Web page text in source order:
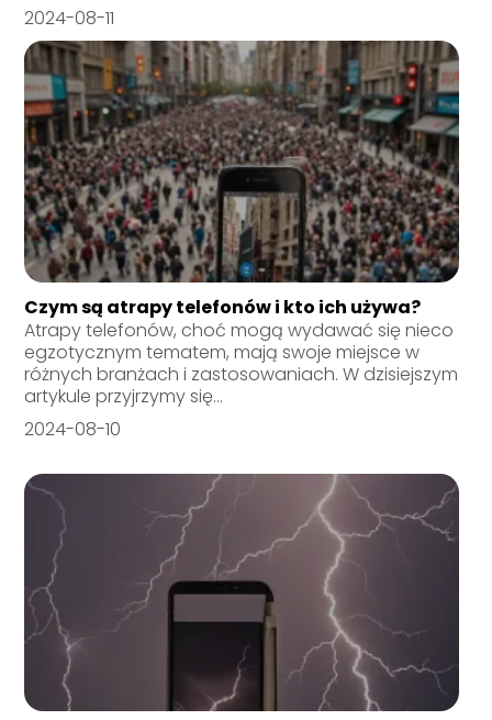
2024-08-11
Czym są atrapy telefonów i kto ich używa?
Atrapy telefonów, choć mogą wydawać się nieco
egzotycznym tematem, mają swoje miejsce w
różnych branżach i zastosowaniach. W dzisiejszym
artykule przyjrzymy się...
2024-08-10